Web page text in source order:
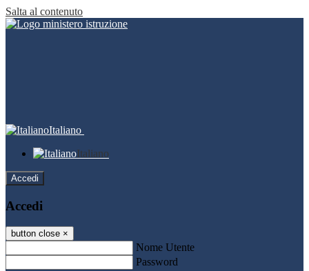
Salta al contenuto
Italiano
Italiano
Accedi
Accedi
button close ×
Nome Utente
Password